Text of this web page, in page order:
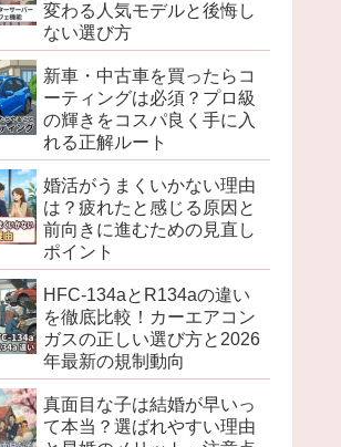
変わる人気モデルと後悔し
ない選び方
新車・中古車を買ったらコ
ーティングは必須？プロ級
の輝きをコスパ良く手に入
れる正解ルート
婚活がうまくいかない理由
は？疲れたと感じる原因と
前向きに進むための見直し
ポイント
HFC-134aとR134aの違い
を徹底比較！カーエアコン
ガスの正しい選び方と2026
年最新の規制動向
真面目な子は結婚が早いっ
て本当？選ばれやすい理由